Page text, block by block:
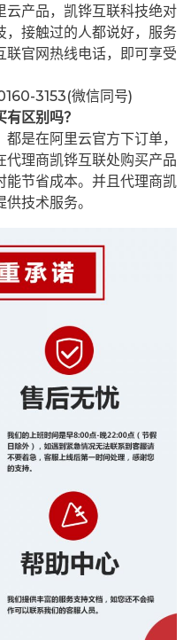
云产品，凯铧互联科技绝对
，接触过的人都说好，服务
联官网热线电话，即可享受
3153(微信同号)
区别吗？
是在阿里云官方下订单，
理商凯铧互联处购买产品
能节省成本。并且代理商凯
技术服务。